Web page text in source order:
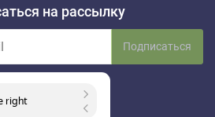
на рассылку
Подписаться